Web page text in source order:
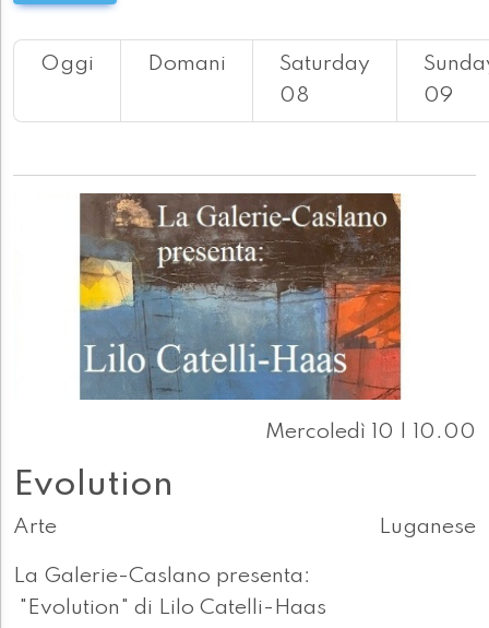
Oggi Domani
Saturday
08
09
Mercoledì 10 | 10.00
Evolution
Arte Luganese
La Galerie-Caslano presenta:
"Evolution" di Lilo Catelli-Haas